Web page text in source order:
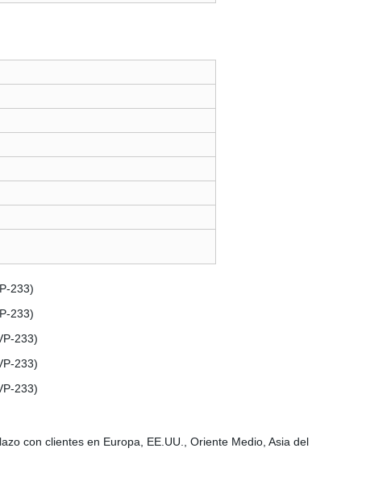
con clientes en Europa, EE.UU., Oriente Medio, Asia del